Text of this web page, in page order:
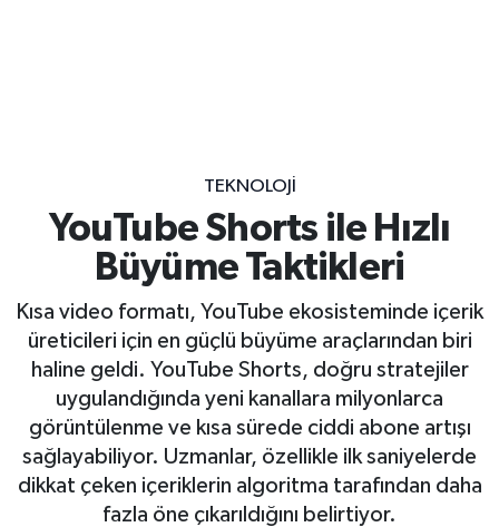
TEKNOLOJI
YouTube Shorts ile Hızlı
Büyüme Taktikleri
Kısa video formatı, YouTube ekosisteminde içerik
üreticileri için en güçlü büyüme araçlarından biri
haline geldi. YouTube Shorts, doğru stratejiler
uygulandığında yeni kanallara milyonlarca
görüntülenme ve kısa sürede ciddi abone artışı
sağlayabiliyor. Uzmanlar, özellikle ilk saniyelerde
dikkat çeken içeriklerin algoritma tarafından daha
fazla öne çıkarıldığını belirtiyor.